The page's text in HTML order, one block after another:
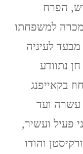
הפרח
למשפחתו
לעיניה
נתוודע
בקאייפנג
ועד
פעיל ועשיר,
והודו